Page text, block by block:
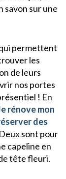
savon sur une
permettent
les
de leurs
nos portes
! En
rénove mon
des
sont pour
capeline en
tête fleuri.